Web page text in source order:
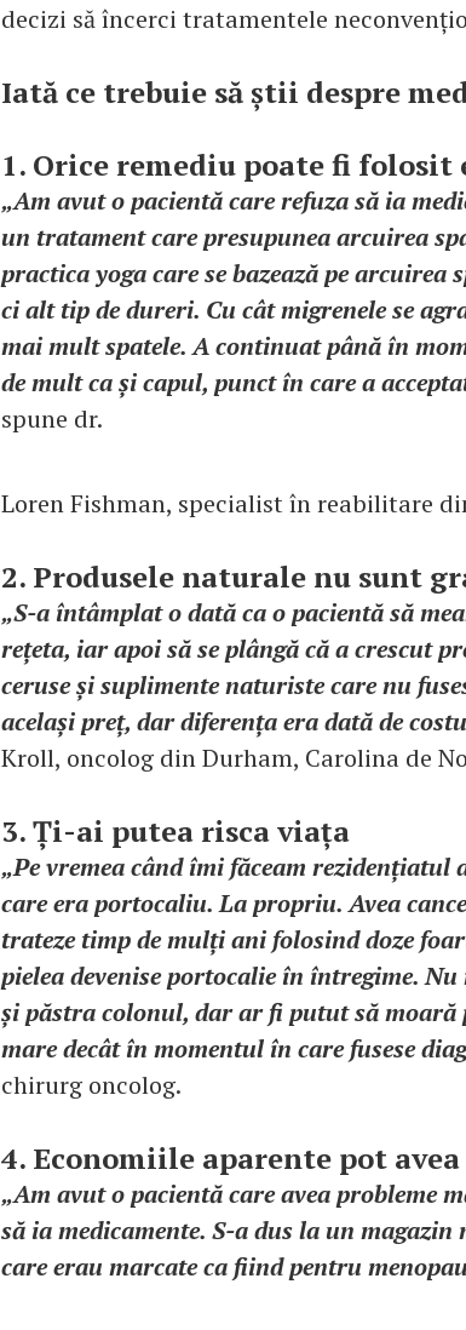
decizi să încerci tratamentele
Iată ce trebuie să știi despre
1. Orice remediu poate fi folosit
„Am avut o pacientă care refuza să ia
un tratament care presupunea arcuirea
practica yoga care se bazează pe
ci alt tip de dureri. Cu cât migrenele se
mai mult spatele. A continuat până în
de mult ca și capul, punct în care a
spune dr.
Loren Fishman, specialist în reabilitare
2. Produsele naturale nu sunt
„S-a întâmplat o dată ca o pacientă să
rețeta, iar apoi să se plângă că a crescut
ceruse și suplimente naturiste care nu
același preț, dar diferența era dată de
Kroll, oncolog din Durham, Carolina de
3. Ți-ai putea risca viața
„Pe vremea când îmi făceam
care era portocaliu. La propriu. Avea
trateze timp de mulți ani folosind doze
pielea devenise portocalie în întregime.
și păstra colonul, dar ar fi putut să
mare decât în momentul în care fusese
chirurg oncolog.
4. Economiile aparente pot
„Am avut o pacientă care avea probleme
să ia medicamente. S-a dus la un
care erau marcate ca fiind pentru